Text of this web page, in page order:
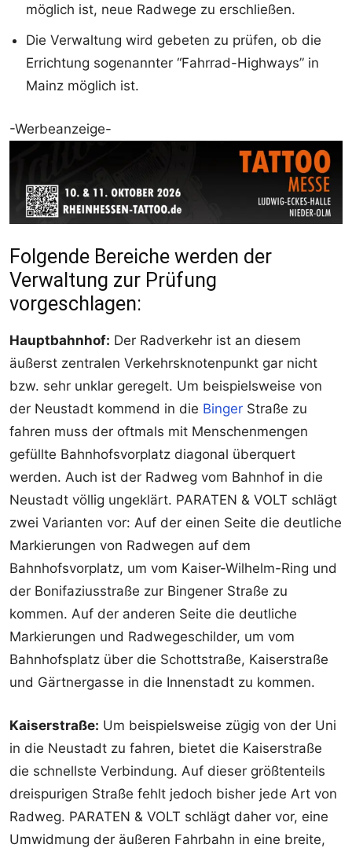
möglich ist, neue Radwege zu erschließen.
Die Verwaltung wird gebeten zu prüfen, ob die
Errichtung sogenannter “Fahrrad-Highways” in
Mainz möglich ist.
-Werbeanzeige-
Folgende Bereiche werden der
Verwaltung zur Prüfung
vorgeschlagen:
Hauptbahnhof: Der Radverkehr ist an diesem
äußerst zentralen Verkehrsknotenpunkt gar nicht
bzw. sehr unklar geregelt. Um beispielsweise von
der Neustadt kommend in die Binger Straße zu
fahren muss der oftmals mit Menschenmengen
gefüllte Bahnhofsvorplatz diagonal überquert
werden. Auch ist der Radweg vom Bahnhof in die
Neustadt völlig ungeklärt. PARATEN & VOLT schlägt
zwei Varianten vor: Auf der einen Seite die deutliche
Markierungen von Radwegen auf dem
Bahnhofsvorplatz, um vom Kaiser-Wilhelm-Ring und
der Bonifaziusstraße zur Bingener Straße zu
kommen. Auf der anderen Seite die deutliche
Markierungen und Radwegeschilder, um vom
Bahnhofsplatz über die Schottstraße, Kaiserstraße
und Gärtnergasse in die Innenstadt zu kommen.
Kaiserstraße: Um beispielsweise zügig von der Uni
in die Neustadt zu fahren, bietet die Kaiserstraße
die schnellste Verbindung. Auf dieser größtenteils
dreispurigen Straße fehlt jedoch bisher jede Art von
Radweg. PARATEN & VOLT schlägt daher vor, eine
Umwidmung der äußeren Fahrbahn in eine breite,